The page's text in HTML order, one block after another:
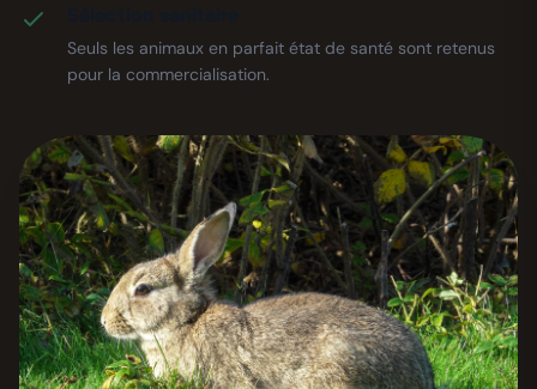
Seuls les animaux en parfait état de santé sont retenus
pour la commercialisation.